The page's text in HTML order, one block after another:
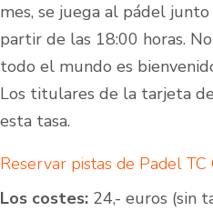
mes, se juega al pádel
partir de las 18:00 horas.
todo el mundo es
Los titulares de la tarjeta
esta tasa.
Reservar pistas de Padel TC
Los costes: 24,- euros (sin